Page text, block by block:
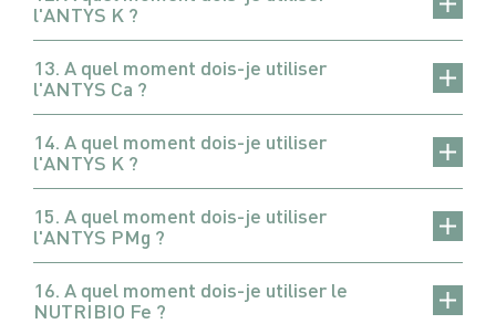
l'ANTYS K ?
13. A quel moment dois-je utiliser
l'ANTYS Ca ?
14. A quel moment dois-je utiliser
l'ANTYS K ?
15. A quel moment dois-je utiliser
l'ANTYS PMg ?
16. A quel moment dois-je utiliser le
NUTRIBIO Fe ?